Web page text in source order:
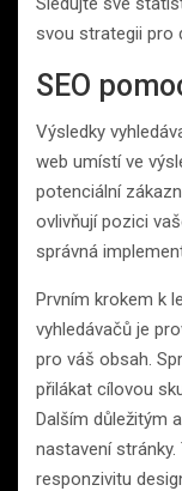
svou strategii pro
SEO
Výsledky
web umístí ve
potenciální
ovlivňují pozici
správná
Prvním krokem k
vyhledávačů je
pro váš obsah.
přilákat cílovou
Dalším důležitým
nastavení
responzivitu